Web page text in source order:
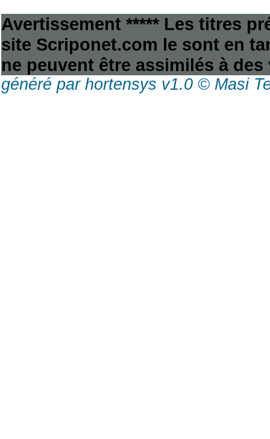
Avertissement ***** Les titres
site Scriponet.com le sont en
ne peuvent être assimilés à
généré par hortensys v1.0 © Masi